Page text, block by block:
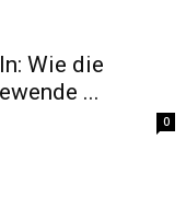
Wie die
...
0